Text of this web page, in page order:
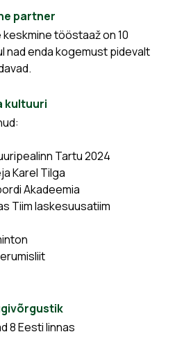
partner
tööstaaž on 10
nad enda kogemust pidevalt
kultuuri
Tartu 2024
Karel Tilga
Akadeemia
Tiim laskesuusatiim
8 Eesti linnas